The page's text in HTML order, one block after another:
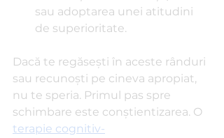
sau adoptarea unei atitudini
de superioritate.
Dacă te regăsești în aceste rânduri
sau recunoști pe cineva apropiat,
nu te speria. Primul pas spre
schimbare este conștientizarea. O
terapie cognitiv-